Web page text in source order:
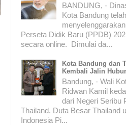
BANDUNG, -
Kota Bandung telah
Perseta Didik Baru (PPDB)
secara online. Dimulai da...
Kota Bandung dan
Kembali Jalin
Bandung, - Wali
Ridwan Kamil
dari Negeri Seribu
Thailand. Duta Besar Thailand
Indonesia Pi...